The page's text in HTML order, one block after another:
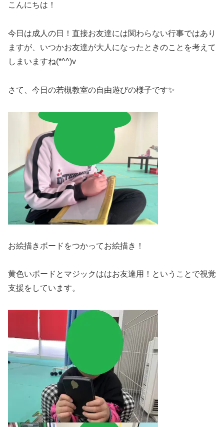
こんにちは！
今日は成人の日！直接お友達には関わらない行事ではあり
ますが、いつかお友達が大人になったときのことを考えて
しまいますね(*^^)v
さて、今日の若槻教室の自由遊びの様子です✨
お絵描きボードをつかってお絵描き！
黄色いボードとマジックははお友達用！ということで視覚
支援をしています。